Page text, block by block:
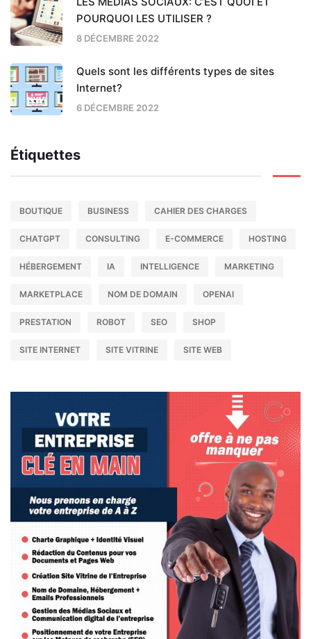
POURQUOI LES UTILISER ?
8 DÉCEMBRE 2022
Quels sont les différents types de sites
Internet?
6 DÉCEMBRE 2022
Étiquettes
BOUTIQUE BUSINESS CAHIER DES CHARGES
CHATGPT CONSULTING E-COMMERCE HOSTING
HÉBERGEMENT IA INTELLIGENCE MARKETING
MARKETPLACE NOM DE DOMAIN OPENAI
PRESTATION ROBOT SEO SHOP
SITE INTERNET SITE VITRINE SITE WEB